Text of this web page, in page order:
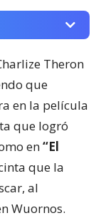
Theron
que
en la película
que logró
en“El
que la
al
Wuornos.